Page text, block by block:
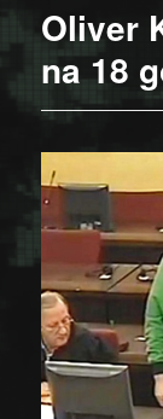
Oliver
na 18